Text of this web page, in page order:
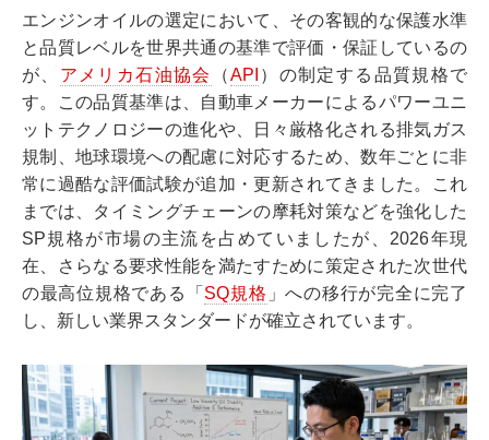
エンジンオイルの選定において、その客観的な保護水準
と品質レベルを世界共通の基準で評価・保証しているの
が、 アメリカ石油協会 （API ）の制定する品質規格で
す。この品質基準は、自動車メーカーによるパワーユニ
ットテクノロジーの進化や、日々厳格化される排気ガス
規制、地球環境への配慮に対応するため、数年ごとに非
常に過酷な評価試験が追加・更新されてきました。これ
までは、タイミングチェーンの摩耗対策などを強化した
SP規格が市場の主流を占めていましたが、2026年現
在、さらなる要求性能を満たすために策定された次世代
の最高位規格である「 SQ規格 」への移行が完全に完了
し、新しい業界スタンダードが確立されています。